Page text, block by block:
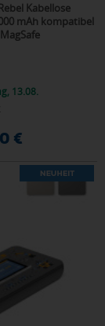
Kabellose
mAh kompatibel
13.08.
€